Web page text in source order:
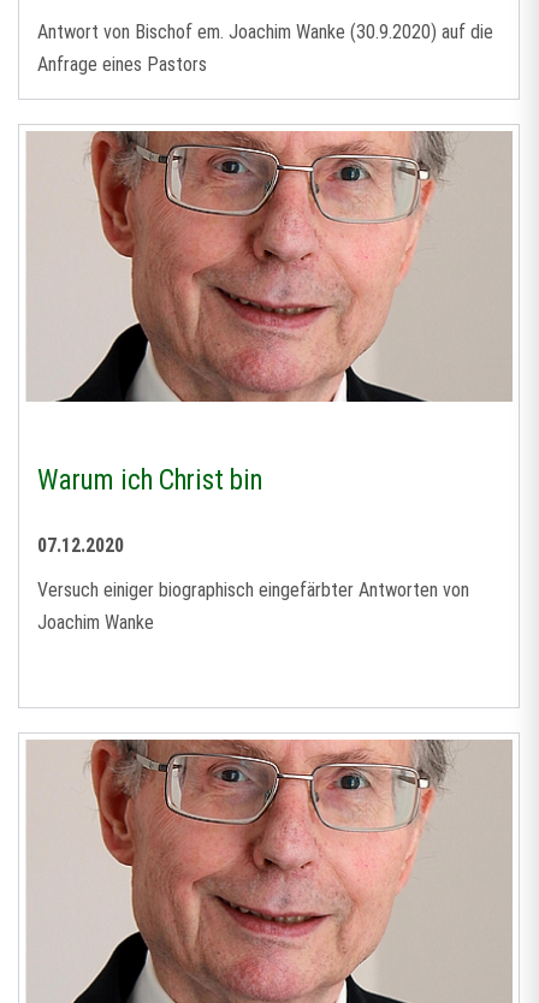
Antwort von Bischof em. Joachim Wanke (30.9.2020) auf die
Anfrage eines Pastors
Warum ich Christ bin
07.12.2020
Versuch einiger biographisch eingefärbter Antworten von
Joachim Wanke